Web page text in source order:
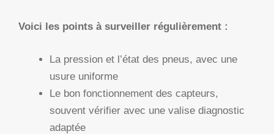
Voici les points à surveiller régulièrement :
La pression et l’état des pneus, avec une
usure uniforme
Le bon fonctionnement des capteurs,
souvent vérifier avec une valise diagnostic
adaptée